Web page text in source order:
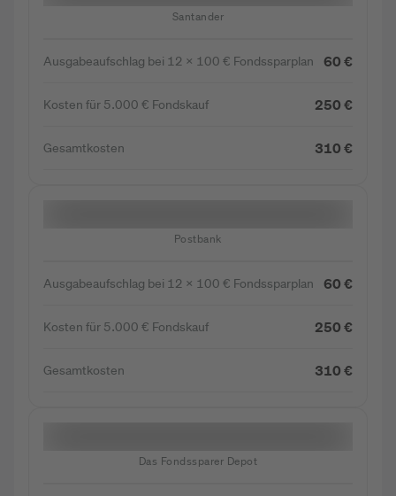
Santander
Ausgabeaufschlag bei 12 x 100 € Fondssparplan 60 €
Kosten für 5.000 € Fondskauf 250 €
Gesamtkosten 310 €
Postbank
Ausgabeaufschlag bei 12 x 100 € Fondssparplan 60 €
Kosten für 5.000 € Fondskauf 250 €
Gesamtkosten 310 €
Das Fondssparer Depot